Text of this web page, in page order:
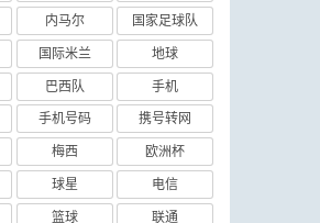
内马尔
国家足球队
国际米兰
地球
巴西队
手机
手机号码
携号转网
梅西
欧洲杯
球星
电信
篮球 联通